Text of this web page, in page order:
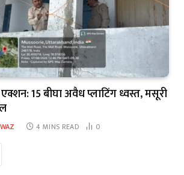
15 बीघा अवैध प्लाटिंग ध्वस्त, मसूरी
4 MINS READ 0